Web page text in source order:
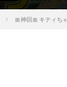
🎀神回🎀 キティち